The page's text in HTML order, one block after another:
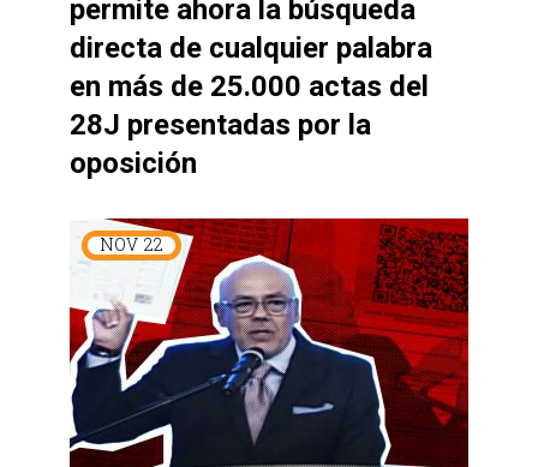
permite ahora la búsqueda
directa de cualquier palabra
en más de 25.000 actas del
28J presentadas por la
oposición
NOV 22